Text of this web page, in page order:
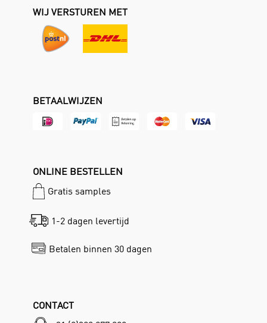
WIJ VERSTUREN MET
BETAALWIJZEN
ONLINE BESTELLEN
Gratis samples
1-2 dagen levertijd
Betalen binnen 30 dagen
CONTACT